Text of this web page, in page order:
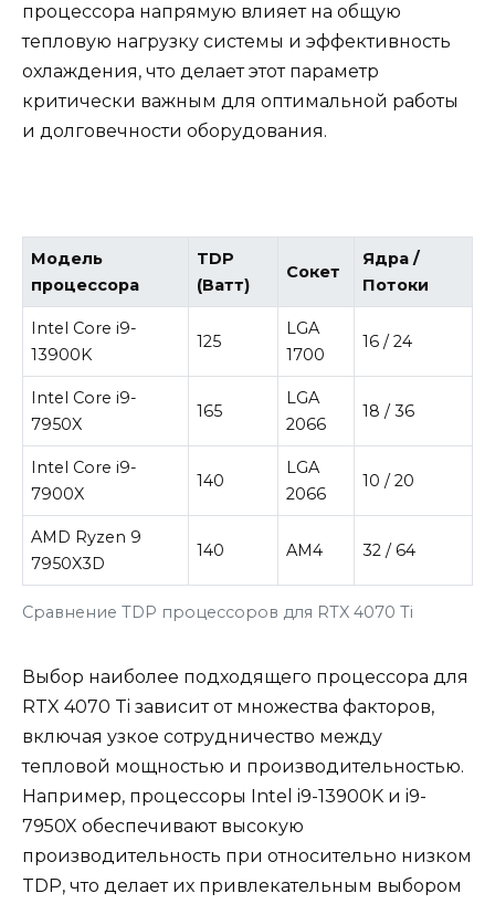
процессора напрямую влияет на общую
тепловую нагрузку системы и эффективность
охлаждения, что делает этот параметр
критически важным для оптимальной работы
и долговечности оборудования.
Сравнение TDP процессоров для RTX 4070 Ti
Модель
процессора
TDP
(Ватт)
Сокет
Ядра /
Потоки
Intel Core i9-
13900K
125
LGA
1700
16 / 24
Intel Core i9-
7950X
165
LGA
2066
18 / 36
Intel Core i9-
7900X
140
LGA
2066
10 / 20
AMD Ryzen 9
7950X3D
140 AM4 32 / 64
Выбор наиболее подходящего процессора для
RTX 4070 Ti зависит от множества факторов,
включая узкое сотрудничество между
тепловой мощностью и производительностью.
Например, процессоры Intel i9-13900K и i9-
7950X обеспечивают высокую
производительность при относительно низком
TDP, что делает их привлекательным выбором